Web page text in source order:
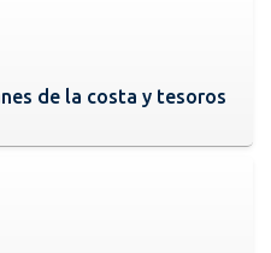
de la costa y tesoros